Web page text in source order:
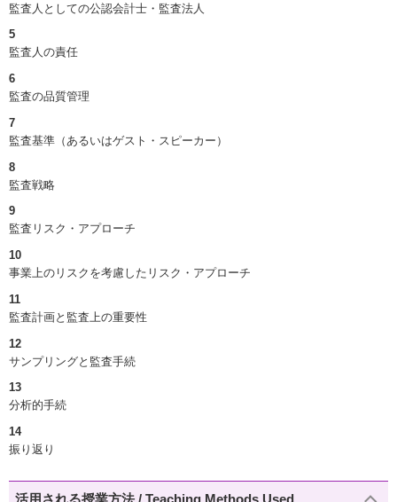
監査人としての公認会計士・監査法人
5
監査人の責任
6
監査の品質管理
7
監査基準（あるいはゲスト・スピーカー）
8
監査戦略
9
監査リスク・アプローチ
10
事業上のリスクを考慮したリスク・アプローチ
11
監査計画と監査上の重要性
12
サンプリングと監査手続
13
分析的手続
14
振り返り
活用される授業方法 / Teaching Methods Used